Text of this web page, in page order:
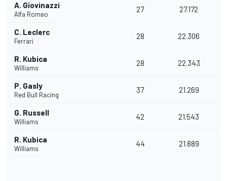
A. Giovinazzi
Alfa Romeo
27 27.172
C. Leclerc
Ferrari
28 22.306
R. Kubica
Williams
28 22.343
P. Gasly
Red Bull Racing
37 21.269
G. Russell
Williams
42 21.543
R. Kubica
Williams
44 21.889